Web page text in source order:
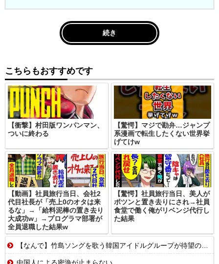
続き
こちらもおすすめです
【衝撃】村田版ワンパンマン、
ついに終わる
【驚愕】マジで勘弁…ジャンプ
系漫画で転生したくない世界挙
げてけw
【動画】社員旅行当日、会社2
代目社長が「売上0のオタは来
るな」→「給料泥棒の置き去り
大成功w」→プログラマ部署が
全員退職した結果w
【驚愕】社員旅行当日、美人が
ポツンと置き去りにされ→社員
食堂で働く俺がリベンジ代行し
た結果
【なんで】竹島ソングを歌う韓国アイドルグループが待望の日本デビュー
中国人による密漁が止まらない